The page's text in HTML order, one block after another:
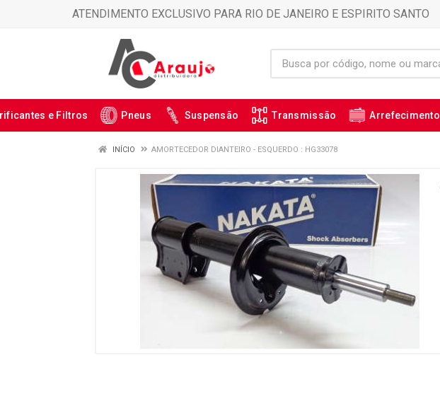
ATENDIMENTO EXCLUSIVO PARA RIO DE JANEIRO E ESPIRITO SANTO
e Filtros Pneus Suspensão Transmissão Arrefecimento
INÍCIO AMORTECEDOR DIANTEIRO - ESQUERDO : HG33078